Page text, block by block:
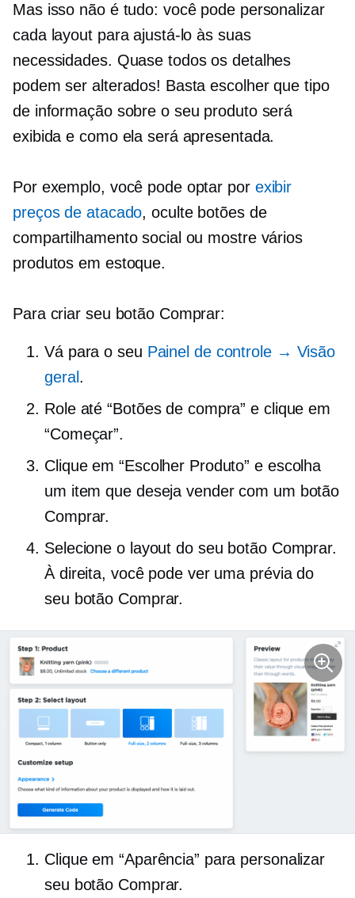
Mas isso não é tudo: você pode personalizar
cada layout para ajustá-lo às suas
necessidades. Quase todos os detalhes
podem ser alterados! Basta escolher que tipo
de informação sobre o seu produto será
exibida e como ela será apresentada.
Por exemplo, você pode optar por exibir
preços de atacado, oculte botões de
compartilhamento social ou mostre vários
produtos em estoque.
Para criar seu botão Comprar:
Vá para o seu Painel de controle → Visão
geral.
Role até “Botões de compra” e clique em
“Começar”.
Clique em “Escolher Produto” e escolha
um item que deseja vender com um botão
Comprar.
Selecione o layout do seu botão Comprar.
À direita, você pode ver uma prévia do
seu botão Comprar.
Clique em “Aparência” para personalizar
seu botão Comprar.